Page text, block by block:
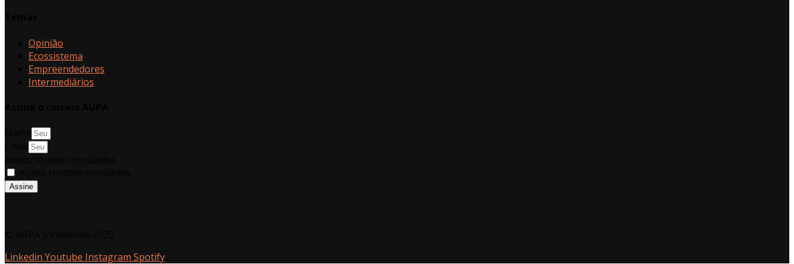
Opinião
Ecossistema
Empreendedores
Intermediários
Assine
Linkedin Youtube Instagram Spotify